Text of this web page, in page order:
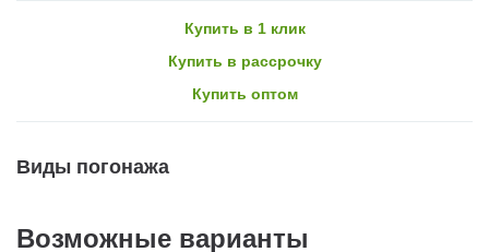
Купить в 1 клик
Купить в рассрочку
Купить оптом
Виды погонажа
Возможные варианты